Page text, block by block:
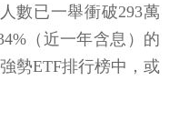
數已一舉衝破293萬
（近一年含息）的
勢ETF排行榜中，或